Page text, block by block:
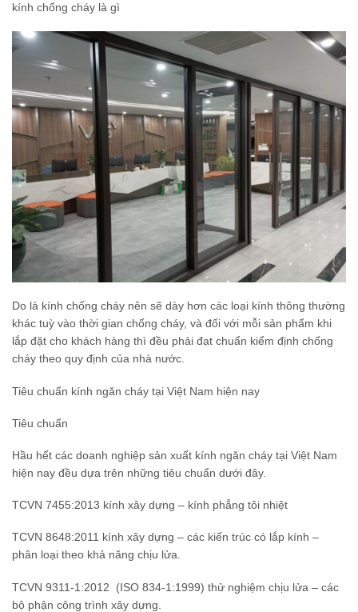
kính chống cháy là gì
Do là kính chống cháy nên sẽ dày hơn các loại kính thông thường
khác tuỳ vào thời gian chống cháy, và đối với mỗi sản phẩm khi
lắp đặt cho khách hàng thì đều phải đạt chuẩn kiểm định chống
cháy theo quy định của nhà nước.
Tiêu chuẩn kính ngăn cháy tại Việt Nam hiện nay
Tiêu chuẩn
Hầu hết các doanh nghiệp sản xuất kính ngăn cháy tại Việt Nam
hiện nay đều dựa trên những tiêu chuẩn dưới đây.
TCVN 7455:2013 kính xây dựng – kính phẳng tôi nhiệt
TCVN 8648:2011 kính xây dựng – các kiến trúc có lắp kính –
phân loại theo khả năng chịu lửa.
TCVN 9311-1:2012 (ISO 834-1:1999) thử nghiệm chịu lửa – các
bộ phận công trình xây dựng.